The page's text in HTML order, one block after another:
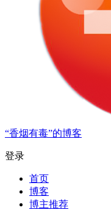
“香烟有毒”的博客
登录
首页
博客
博主推荐